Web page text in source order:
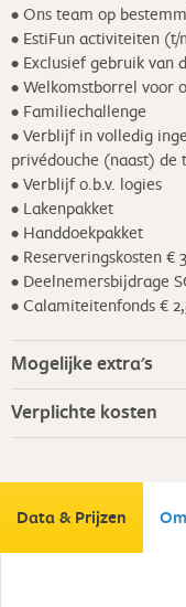
• Ons team op
• EstiFun activiteiten (t/
• Exclusief gebruik van
• Welkomstborrel voor
• Familiechallenge
• Verblijf in volledig
privédouche (naast) de
• Verblijf o.b.v. logies
• Lakenpakket
• Handdoekpakket
• Reserveringskosten €
• Deelnemersbijdrage
• Calamiteitenfonds €
Mogelijke extra's
Verplichte kosten
Data & Prijzen